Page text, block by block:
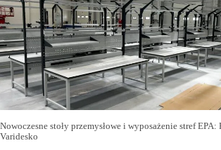
Nowoczesne stoły przemysłowe i wyposażenie stref EPA:
Varidesko